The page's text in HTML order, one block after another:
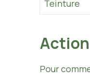
Teinture
Pour